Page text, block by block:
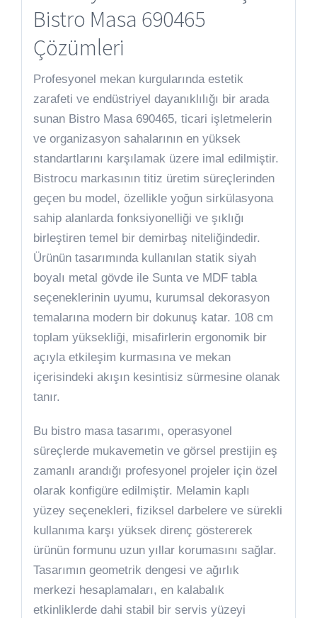
Bistro Masa 690465
Çözümleri
Profesyonel mekan kurgularında estetik
zarafeti ve endüstriyel dayanıklılığı bir arada
sunan Bistro Masa 690465, ticari işletmelerin
ve organizasyon sahalarının en yüksek
standartlarını karşılamak üzere imal edilmiştir.
Bistrocu markasının titiz üretim süreçlerinden
geçen bu model, özellikle yoğun sirkülasyona
sahip alanlarda fonksiyonelliği ve şıklığı
birleştiren temel bir demirbaş niteliğindedir.
Ürünün tasarımında kullanılan statik siyah
boyalı metal gövde ile Sunta ve MDF tabla
seçeneklerinin uyumu, kurumsal dekorasyon
temalarına modern bir dokunuş katar. 108 cm
toplam yüksekliği, misafirlerin ergonomik bir
açıyla etkileşim kurmasına ve mekan
içerisindeki akışın kesintisiz sürmesine olanak
tanır.
Bu bistro masa tasarımı, operasyonel
süreçlerde mukavemetin ve görsel prestijin eş
zamanlı arandığı profesyonel projeler için özel
olarak konfigüre edilmiştir. Melamin kaplı
yüzey seçenekleri, fiziksel darbelere ve sürekli
kullanıma karşı yüksek direnç göstererek
ürünün formunu uzun yıllar korumasını sağlar.
Tasarımın geometrik dengesi ve ağırlık
merkezi hesaplamaları, en kalabalık
etkinliklerde dahi stabil bir servis yüzeyi